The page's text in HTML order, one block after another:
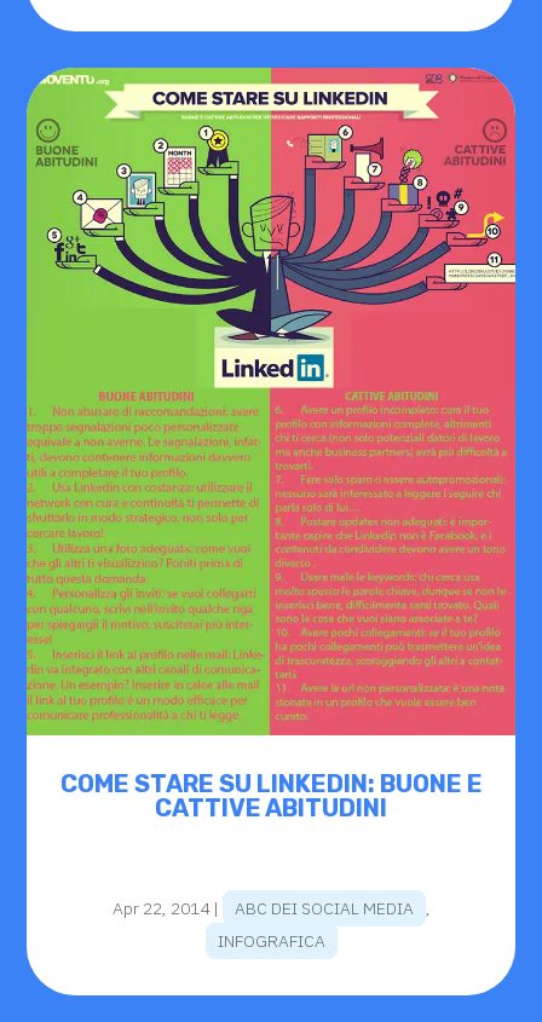
COME STARE SU LINKEDIN: BUONE E
CATTIVE ABITUDINI
Apr 22, 2014| ABC DEI SOCIAL MEDIA ,
INFOGRAFICA